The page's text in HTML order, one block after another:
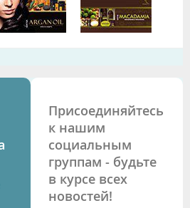
Присоединяйтесь
к нашим
социальным
группам - будьте
в курсе всех
новостей!